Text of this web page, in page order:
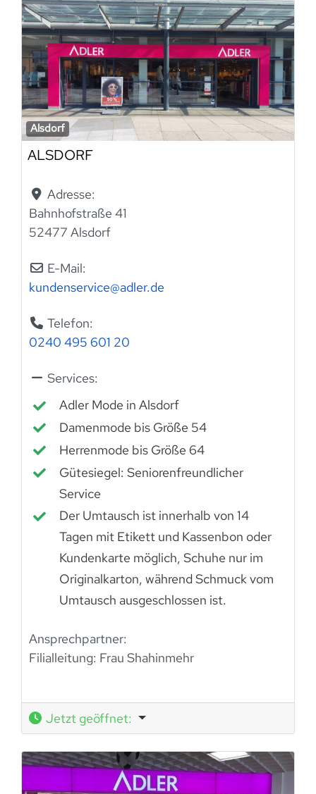
Alsdorf
ALSDORF
Adresse:
Bahnhofstraße 41
52477 Alsdorf
E-Mail:
kundenservice@adler.de
Telefon:
0240 495 601 20
Services:
Adler Mode in Alsdorf
Damenmode bis Größe 54
Herrenmode bis Größe 64
Gütesiegel: Seniorenfreundlicher
Service
Der Umtausch ist innerhalb von 14
Tagen mit Etikett und Kassenbon oder
Kundenkarte möglich, Schuhe nur im
Originalkarton, während Schmuck vom
Umtausch ausgeschlossen ist.
Ansprechpartner:
Filialleitung: Frau Shahinmehr
Jetzt geöffnet: